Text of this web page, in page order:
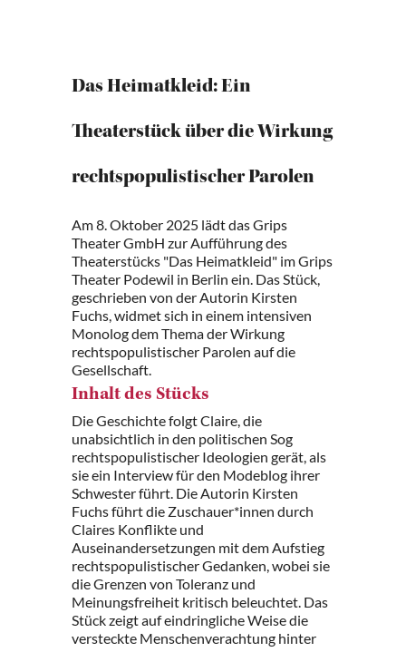
Das Heimatkleid: Ein
Theaterstück über die Wirkung
rechtspopulistischer Parolen
Am 8. Oktober 2025 lädt das Grips
Theater GmbH zur Aufführung des
Theaterstücks "Das Heimatkleid" im Grips
Theater Podewil in Berlin ein. Das Stück,
geschrieben von der Autorin Kirsten
Fuchs, widmet sich in einem intensiven
Monolog dem Thema der Wirkung
rechtspopulistischer Parolen auf die
Gesellschaft.
Inhalt des Stücks
Die Geschichte folgt Claire, die
unabsichtlich in den politischen Sog
rechtspopulistischer Ideologien gerät, als
sie ein Interview für den Modeblog ihrer
Schwester führt. Die Autorin Kirsten
Fuchs führt die Zuschauer*innen durch
Claires Konflikte und
Auseinandersetzungen mit dem Aufstieg
rechtspopulistischer Gedanken, wobei sie
die Grenzen von Toleranz und
Meinungsfreiheit kritisch beleuchtet. Das
Stück zeigt auf eindringliche Weise die
versteckte Menschenverachtung hinter